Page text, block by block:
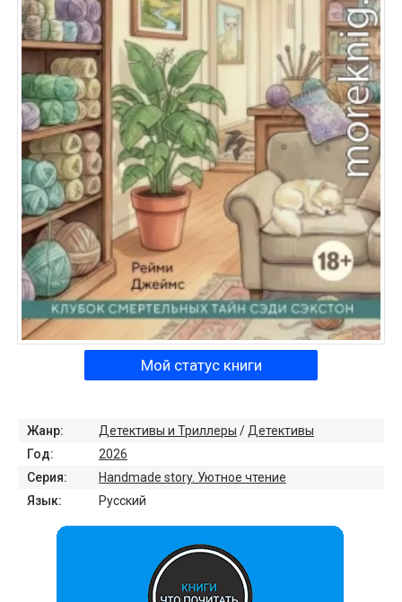
Мой статус книги
Жанр: Детективы и Триллеры / Детективы
Год:
2026
Серия:
Handmade story. Уютное чтение
Язык:
Русский